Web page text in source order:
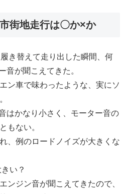
街地走行は〇か×か
き替えて走り出した瞬間、何
音が聞こえてきた。
ン車で味わったような、実にソ
はかなり小さく、モーター音の
もない。
、例のロードノイズが大きくな
い？
ンジン音が聞こえてきたので、